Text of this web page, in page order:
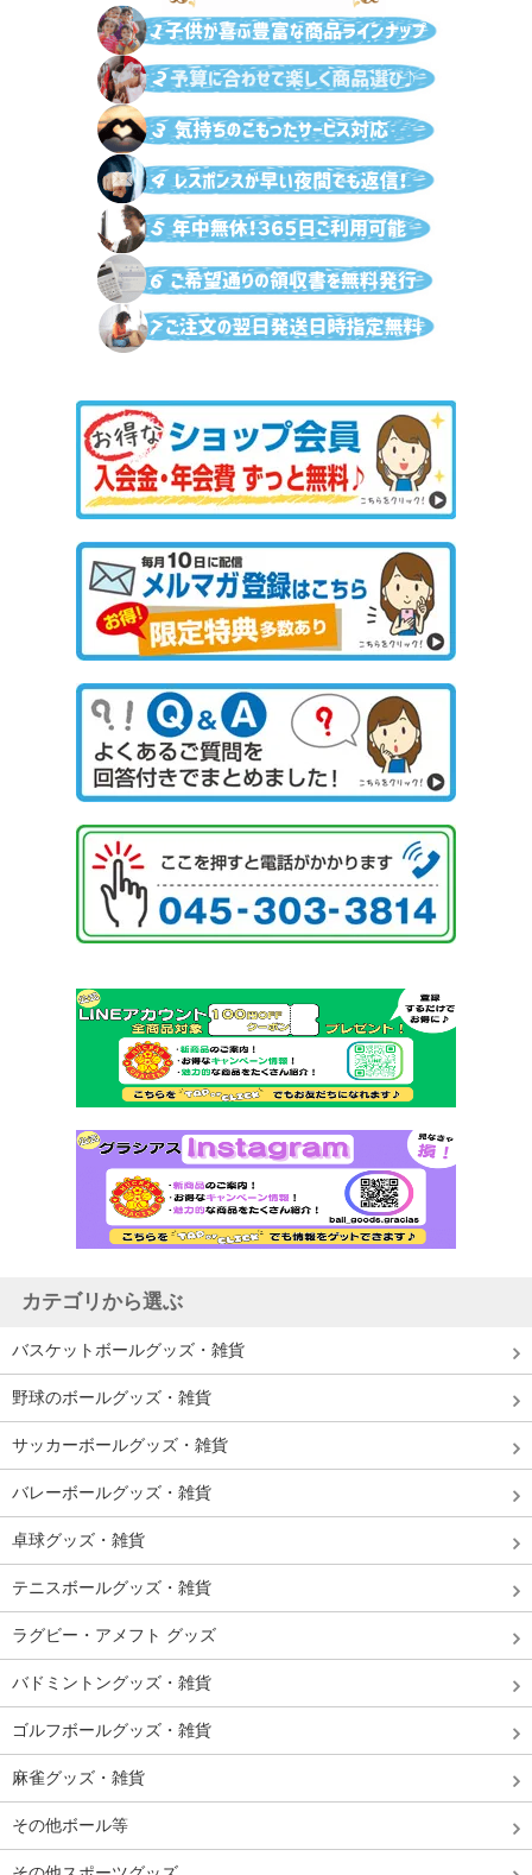
カテゴリから選ぶ
バスケットボールグッズ・雑貨
野球のボールグッズ・雑貨
サッカーボールグッズ・雑貨
バレーボールグッズ・雑貨
卓球グッズ・雑貨
テニスボールグッズ・雑貨
ラグビー・アメフト グッズ
バドミントングッズ・雑貨
ゴルフボールグッズ・雑貨
麻雀グッズ・雑貨
その他ボール等